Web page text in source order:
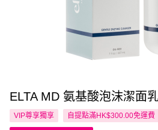
ELTA MD 氨基酸泡沫潔面
VIP尊享獨享 自提點滿HK$300.00免運費